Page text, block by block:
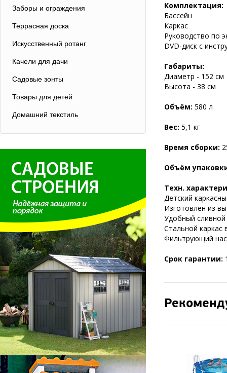
Заборы и ограждения
Террасная доска
Искусственный ротанг
Качели для дачи
Садовые зонты
Товары для детей
Домашний текстиль
Комплектация:
Бассейн
Каркас
Руководство по
DVD-диск с
Габариты:
Диаметр - 152 см
Высота - 38 см
Объём: 580 л
Вес: 5,1 кг
Время сборки:
Объём
Техн.
Детский
Изготовлен из
Удобный
Стальной каркас
Фильтрующий
Срок гарантии: